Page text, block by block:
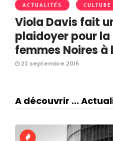
ACTUALITÉS CULTURE
Viola Davis fait
plaidoyer pour la
femmes Noires à
22 septembre 2015
A découvrir ...